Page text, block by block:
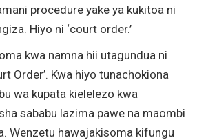
procedure yake ya kukitoa ni
Hiyo ni ‘court order.’
kwa namna hii utagundua ni
Order’. Kwa hiyo tunachokiona
wa kupata kielelezo kwa
sababu lazima pawe na maombi
Wenzetu hawajakisoma kifungu